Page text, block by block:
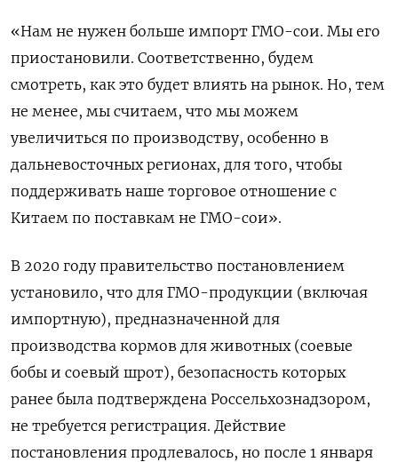
«Нам не нужен больше импорт ГМО-сои. Мы его
приостановили. Соответственно, будем
смотреть, как это будет влиять на рынок. Но, тем
не менее, мы считаем, что мы можем
увеличиться по производству, особенно в
дальневосточных регионах, для того, чтобы
поддерживать наше торговое отношение с
Китаем по поставкам не ГМО-сои».
В 2020 году правительство постановлением
установило, что для ГМО-продукции (включая
импортную), предназначенной для
производства кормов для животных (соевые
бобы и соевый шрот), безопасность которых
ранее была подтверждена Россельхознадзором,
не требуется регистрация. Действие
постановления продлевалось, но после 1 января